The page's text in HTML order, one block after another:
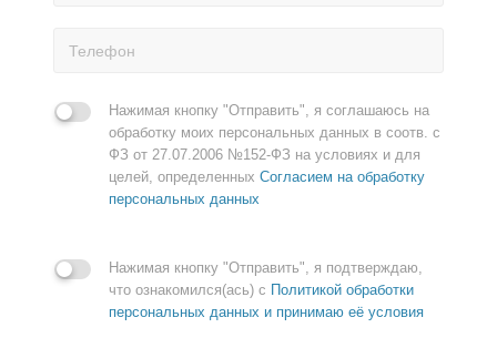
Нажимая кнопку "Отправить", я соглашаюсь на
обработку моих персональных данных в соотв. с
ФЗ от 27.07.2006 №152-ФЗ на условиях и для
целей, определенных Согласием на обработку
персональных данных
Нажимая кнопку "Отправить", я подтверждаю,
что ознакомился(ась) с Политикой обработки
персональных данных и принимаю её условия